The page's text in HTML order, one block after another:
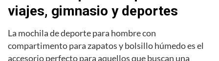
viajes, gimnasio y deportes
La mochila de deporte para hombre con
compartimento para zapatos y bolsillo húmedo es el
accesorio perfecto para aquellos que buscan una